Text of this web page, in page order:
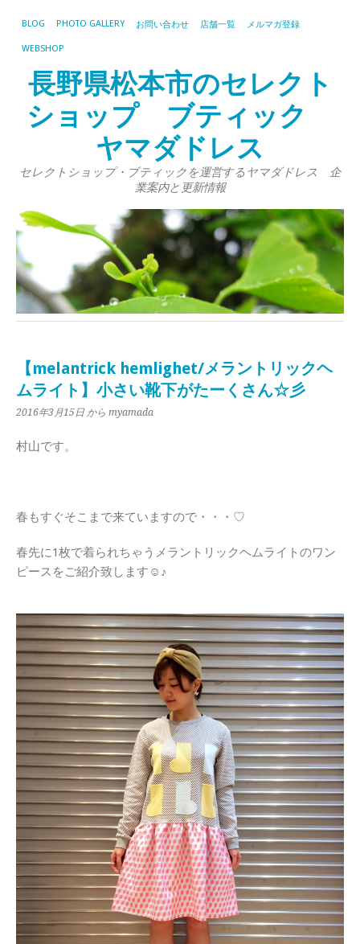
BLOG PHOTO GALLERY お問い合わせ 店舗一覧 メルマガ登録
WEBSHOP
長野県松本市のセレクト
ショップ ブティック
ヤマダドレス
セレクトショップ・ブティックを運営するヤマダドレス 企
業案内と更新情報
【melantrick hemlighet/メラントリックヘ
ムライト】小さい靴下がたーくさん☆彡
2016年3月15日 から myamada
村山です。
春もすぐそこまで来ていますので・・・♡
春先に1枚で着られちゃうメラントリックヘムライトのワン
ピースをご紹介致します☺♪